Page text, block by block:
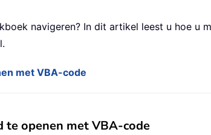
navigeren? In dit artikel leest u hoe u
met VBA-code
te openen met VBA-code